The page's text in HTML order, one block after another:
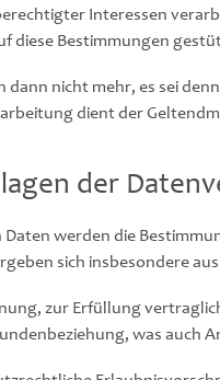
Interessen
diese Bestimmungen
nicht mehr, es sei
dient der
der
werden die
sich insbesondere aus
zur Erfüllung
was auch